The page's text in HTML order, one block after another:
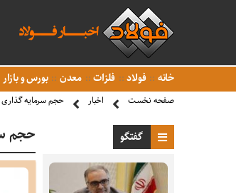
خانه فولاد فلزات معدن بورس و بازار
صفحه نخست اخبار حجم سرمایه گذاری
گفتگو حجم